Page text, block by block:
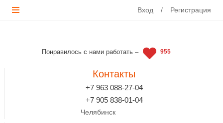
Вход / Регистрация
Понравилось с нами работать – 955
Контакты
+7 963 088-27-04
+7 905 838-01-04
Челябинск